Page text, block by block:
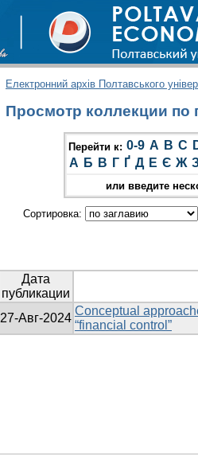
Електронний архів Полтавського
Просмотр коллекции по
Перейти к: 0-9 A B C
А Б В Г Ґ Д Е Є Ж
или введите
Сортировка:
Дата
публикации
27-Авг-2024
Conceptual
“financial control”